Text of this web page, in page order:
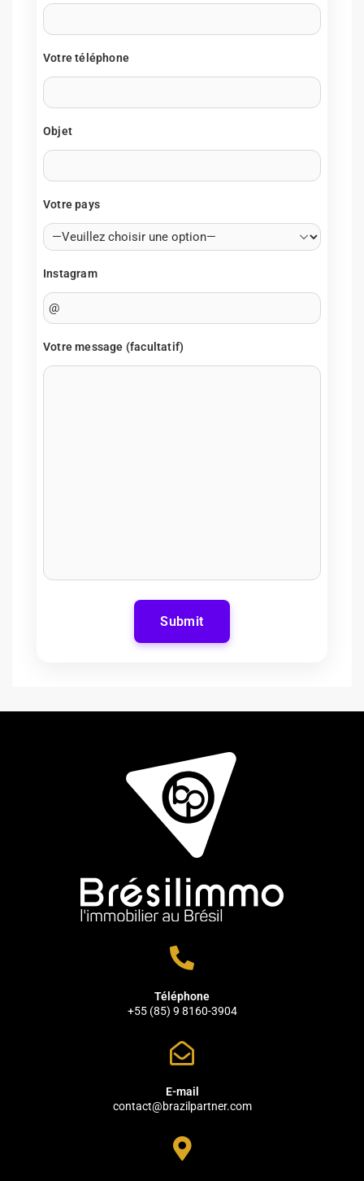
Votre téléphone
Objet
Votre pays
Instagram
Votre message (facultatif)
Submit
Téléphone
+55 (85) 9 8160-3904
E-mail
contact@brazilpartner.com